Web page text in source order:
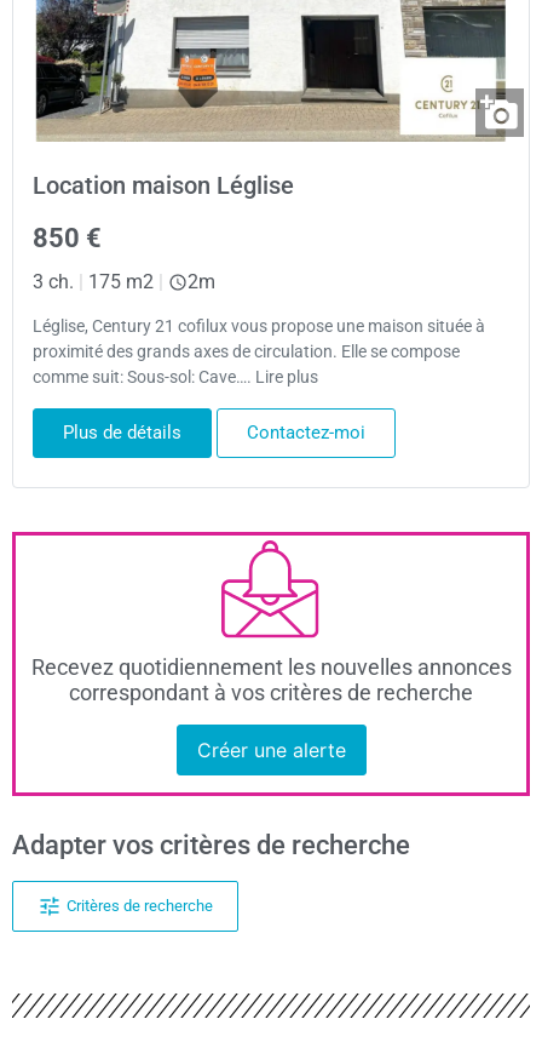
Location maison Léglise
850 €
3 ch. | 175 m2 | 2m
Léglise, Century 21 cofilux vous propose une maison située à
proximité des grands axes de circulation. Elle se compose
comme suit: Sous-sol: Cave…. Lire plus
Plus de détails Contactez-moi
Recevez quotidiennement les nouvelles annonces
correspondant à vos critères de recherche
Créer une alerte
Adapter vos critères de recherche
Critères de recherche